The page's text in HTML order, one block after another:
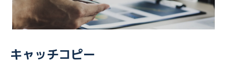
キャッチコピー